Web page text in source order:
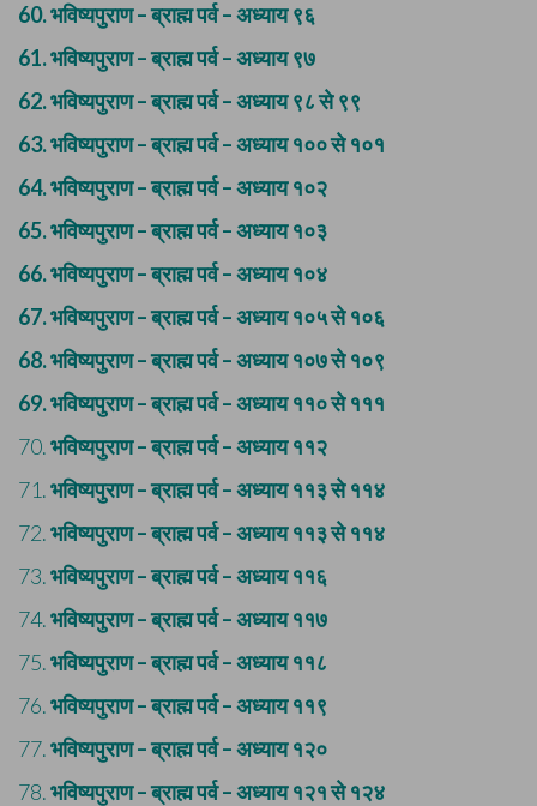
60.भविष्यपुराण – ब्राह्म पर्व – अध्याय ९६
61.भविष्यपुराण – ब्राह्म पर्व – अध्याय ९७
62.भविष्यपुराण – ब्राह्म पर्व – अध्याय ९८ से ९९
63.भविष्यपुराण – ब्राह्म पर्व – अध्याय १०० से १०१
64.भविष्यपुराण – ब्राह्म पर्व – अध्याय १०२
65.भविष्यपुराण – ब्राह्म पर्व – अध्याय १०३
66.भविष्यपुराण – ब्राह्म पर्व – अध्याय १०४
67.भविष्यपुराण – ब्राह्म पर्व – अध्याय १०५ से १०६
68.भविष्यपुराण – ब्राह्म पर्व – अध्याय १०७ से १०९
69.भविष्यपुराण – ब्राह्म पर्व – अध्याय ११० से १११
70.भविष्यपुराण – ब्राह्म पर्व – अध्याय ११२
71.भविष्यपुराण – ब्राह्म पर्व – अध्याय ११३ से ११४
72.भविष्यपुराण – ब्राह्म पर्व – अध्याय ११३ से ११४
73.भविष्यपुराण – ब्राह्म पर्व – अध्याय ११६
74.भविष्यपुराण – ब्राह्म पर्व – अध्याय ११७
75.भविष्यपुराण – ब्राह्म पर्व – अध्याय ११८
76.भविष्यपुराण – ब्राह्म पर्व – अध्याय ११९
77.भविष्यपुराण – ब्राह्म पर्व – अध्याय १२०
78.भविष्यपुराण – ब्राह्म पर्व – अध्याय १२१ से १२४